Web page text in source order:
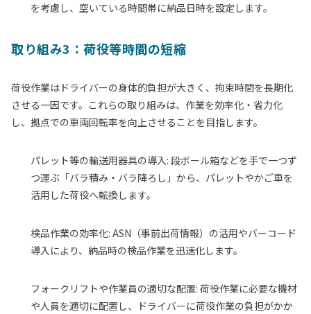
を考慮し、空いている時間帯に納品日時を設定します。
取り組み3：荷役等時間の短縮
荷役作業はドライバーの身体的負担が大きく、拘束時間を長期化
させる一因です。これらの取り組みは、作業を効率化・省力化
し、拠点での車両回転率を向上させることを目指します。
パレット等の輸送用器具の導入: 段ボール箱などを手で一つず
つ運ぶ「バラ積み・バラ降ろし」から、パレットやかご車を
活用した荷役へ転換します。
検品作業の効率化: ASN（事前出荷情報）の活用やバーコード
導入により、納品時の検品作業を迅速化します。
フォークリフトや作業員の適切な配置: 荷役作業に必要な機材
や人員を適切に配置し、ドライバーに荷役作業の負担がかか